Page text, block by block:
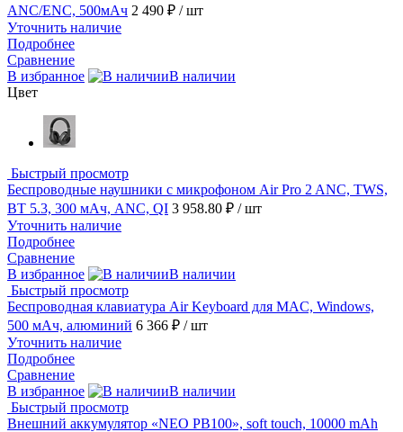
ANC/ENC, 500мАч 2 490 ₽ / шт
Уточнить наличие
Подробнее
Сравнение
В избранное
В наличии
Цвет
Быстрый просмотр
Беспроводные наушники с микрофоном Air Pro 2 ANC, TWS,
BT 5.3, 300 мАч, ANC, QI 3 958.80 ₽ / шт
Уточнить наличие
Подробнее
Сравнение
В избранное
В наличии
Быстрый просмотр
Беспроводная клавиатура Air Keyboard для MAC, Windows,
500 мАч, алюминий 6 366 ₽ / шт
Уточнить наличие
Подробнее
Сравнение
В избранное
В наличии
Быстрый просмотр
Внешний аккумулятор «NEO PB100», soft touch, 10000 mAh